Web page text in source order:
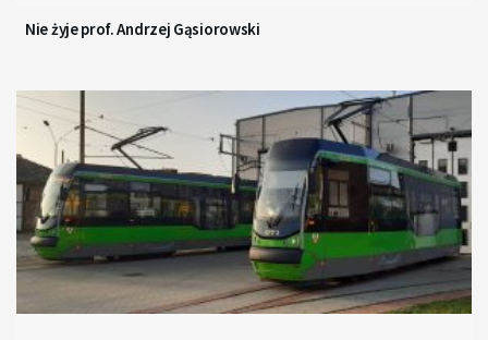
Nie żyje prof. Andrzej Gąsiorowski